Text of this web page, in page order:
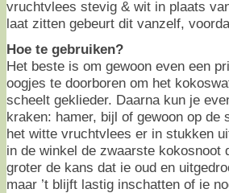
vruchtvlees stevig & wit in plaats
laat zitten gebeurt dit vanzelf,
Hoe te gebruiken?
Het beste is om gewoon even een
oogjes te doorboren om het
scheelt geklieder. Daarna kun je
kraken: hamer, bijl of gewoon op de
het witte vruchtvlees er in stukken
in de winkel de zwaarste
groter de kans dat ie oud en
maar ’t blijft lastig inschatten of ie